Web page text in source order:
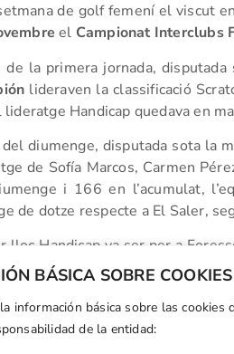
BÁSICA SOBRE COOKIES
información básica sobre las cookies
de la entidad:
de golf femení el viscut en
el Campionat Interclubs
de la primera jornada,
lideraven la classificació
lideratge Handicap quedava en
diumenge, disputada sota la
de Sofía Marcos, Carmen
i 166 en l’acumulat,
de dotze respecte a El Saler,
lloc Handicap va ser per a
van sumar 99 punts el
X WhatsApp
LinkedIn
Email